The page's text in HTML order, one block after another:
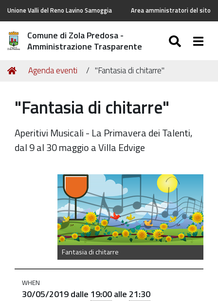
Unione Valli del Reno Lavino Samoggia Area amministratori del sito
Comune di Zola Predosa -
Amministrazione Trasparente
Tu
Home
Agenda eventi "Fantasia di chitarre"
"Fantasia di chitarre"
Aperitivi Musicali - La Primavera dei Talenti,
dal 9 al 30 maggio a Villa Edvige
Fantasia di chitarre
https://old.comune.zolapredosa.bo.it/events/fantasia-
2019-
05-
30T19:00:00+02:00
WHEN
30/05/2019dalle 19:00alle 21:30